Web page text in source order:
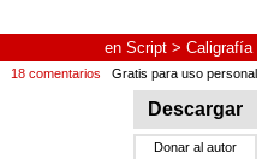
en Script > Caligrafía
18 comentarios Gratis para uso personal
Descargar
Donar al autor